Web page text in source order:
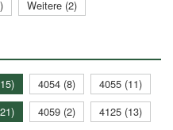
Weitere (2)
4054 (8)
4055 (11)
4059 (2) 4125 (13)